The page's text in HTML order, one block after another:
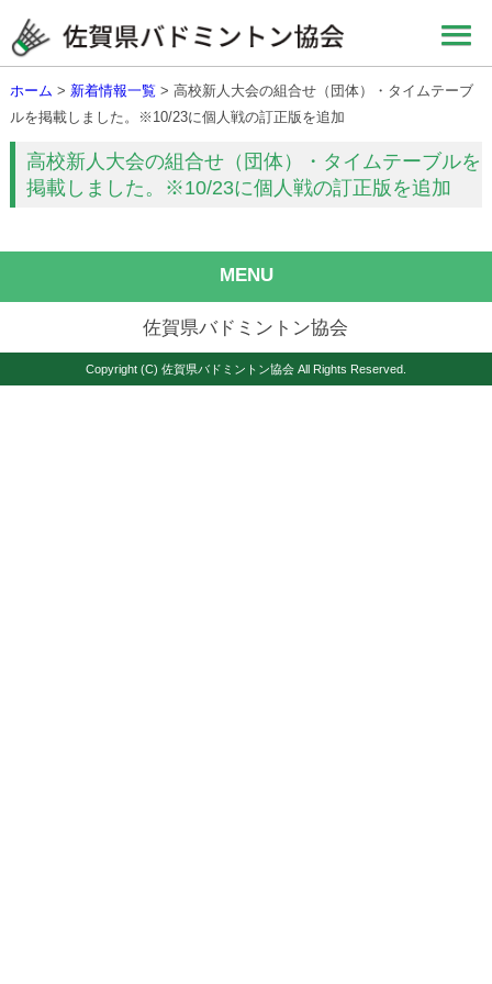
ホーム > 新着情報一覧 > 高校新人大会の組合せ（団体）・タイムテーブ
ルを掲載しました。※10/23に個人戦の訂正版を追加
高校新人大会の組合せ（団体）・タイムテーブルを
掲載しました。※10/23に個人戦の訂正版を追加
MENU
佐賀県バドミントン協会
Copyright (C) 佐賀県バドミントン協会 All Rights Reserved.